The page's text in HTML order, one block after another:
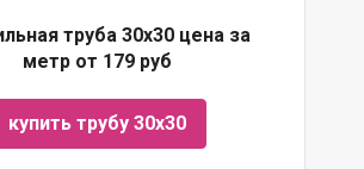
труба 30х30 цена за
метр от 179 руб
купить трубу 30х30